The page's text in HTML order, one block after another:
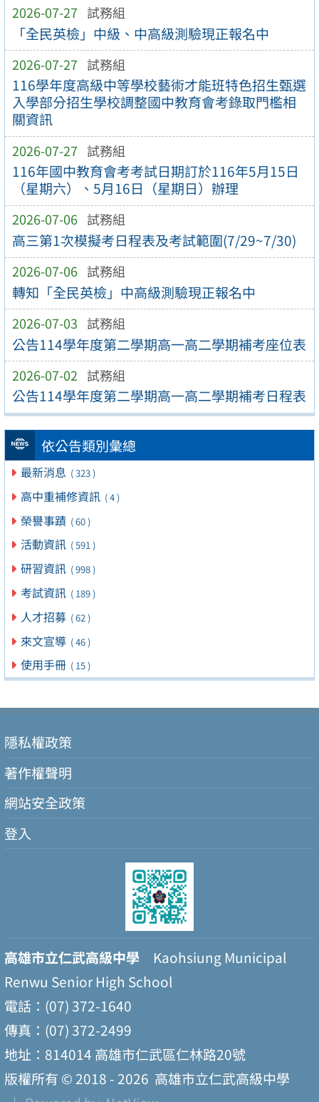
2026-07-27 試務組
「全民英檢」中級、中高級測驗現正報名中
2026-07-27 試務組
116學年度高級中等學校藝術才能班特色招生甄選
入學部分招生學校調整國中教育會考錄取門檻相
關資訊
2026-07-27 試務組
116年國中教育會考考試日期訂於116年5月15日
（星期六）、5月16日（星期日）辦理
2026-07-06 試務組
高三第1次模擬考日程表及考試範圍(7/29~7/30)
2026-07-06 試務組
轉知「全民英檢」中高級測驗現正報名中
2026-07-03 試務組
公告114學年度第二學期高一高二學期補考座位表
2026-07-02 試務組
公告114學年度第二學期高一高二學期補考日程表
依公告類別彙總
最新消息 ( 323 )
高中重補修資訊 ( 4 )
榮譽事蹟 ( 60 )
活動資訊 ( 591 )
研習資訊 ( 998 )
考試資訊 ( 189 )
人才招募 ( 62 )
來文宣導 ( 46 )
使用手冊 ( 15 )
隱私權政策
著作權聲明
網站安全政策
登入
高雄市立仁武高級中學 Kaohsiung Municipal
Renwu Senior High School
電話：(07) 372-1640
傳真：(07) 372-2499
地址：814014 高雄市仁武區仁林路20號
版權所有 © 2018 - 2026 高雄市立仁武高級中學